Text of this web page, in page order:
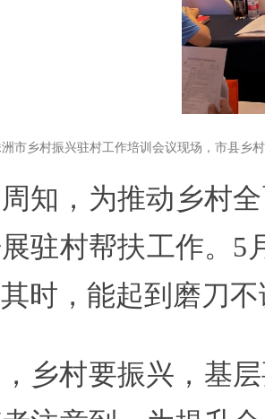
市乡村振兴驻村工作培训会议现场，市县乡
知，为推动乡村
驻村帮扶工作。5
时，能起到磨刀
乡村要振兴，基